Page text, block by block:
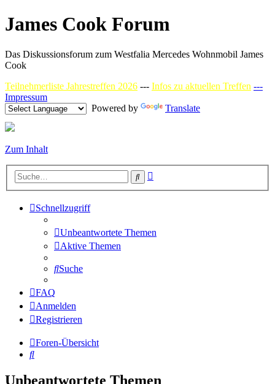
James Cook Forum
Das Diskussionsforum zum Westfalia Mercedes Wohnmobil James
Cook
Teilnehmerliste Jahrestreffen 2026 --- Infos zu aktuellen Treffen ---
Impressum
Powered by
Translate
Zum Inhalt
Suche
Schnellzugriff
Unbeantwortete Themen
Aktive Themen
Suche
FAQ
Anmelden
Registrieren
Foren-Übersicht
Suche
Unbeantwortete Themen